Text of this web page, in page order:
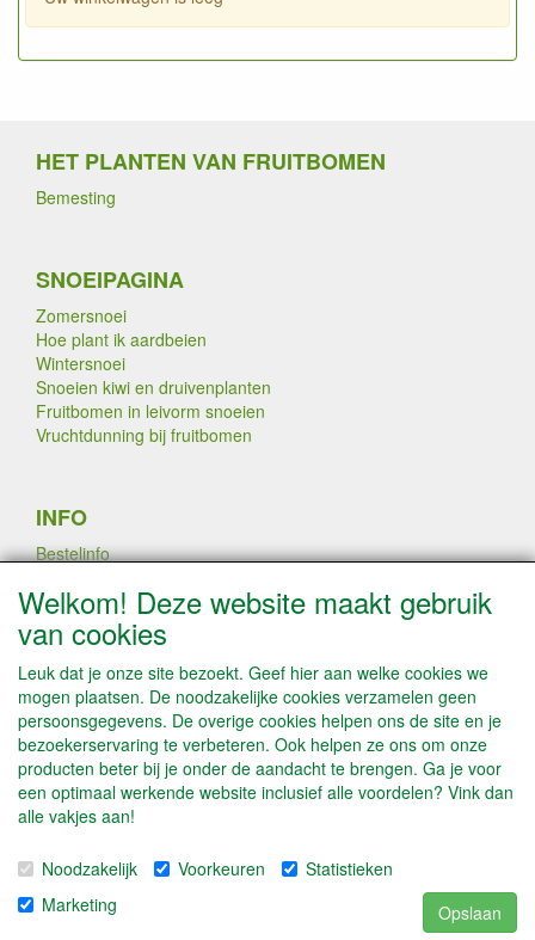
HET PLANTEN VAN FRUITBOMEN
Bemesting
SNOEIPAGINA
Zomersnoei
Hoe plant ik aardbeien
Wintersnoei
Snoeien kiwi en druivenplanten
Fruitbomen in leivorm snoeien
Vruchtdunning bij fruitbomen
INFO
Bestelinfo
Betaalmogelijkheden
Contact / Disclaimer
Algemene leveringsvoorwaarden & Privacyverklaring
PLANTEN DOOR AATREE LATEN
VEREDELEN
SOCIALE MEDIA
Welkom! Deze website maakt gebruik
van cookies
Leuk dat je onze site bezoekt. Geef hier aan welke cookies we
mogen plaatsen. De noodzakelijke cookies verzamelen geen
persoonsgegevens. De overige cookies helpen ons de site en je
bezoekerservaring te verbeteren. Ook helpen ze ons om onze
producten beter bij je onder de aandacht te brengen. Ga je voor
een optimaal werkende website inclusief alle voordelen? Vink dan
alle vakjes aan!
Noodzakelijk Voorkeuren
Statistieken
Marketing
Opslaan